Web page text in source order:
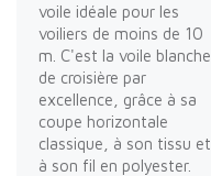
voile idéale pour les
voiliers de moins de 10
m. C'est la voile blanche
de croisière par
excellence, grâce à sa
coupe horizontale
classique, à son tissu et
à son fil en polyester.